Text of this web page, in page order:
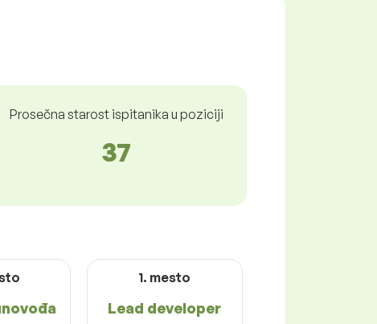
Prosečna starost ispitanika u poziciji
37
1. mesto
Lead developer